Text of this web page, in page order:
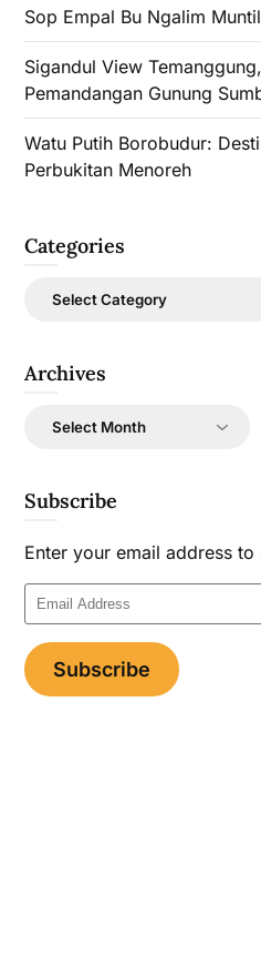
Sop Empal Bu Ngalim
Sigandul View
Pemandangan Gunung
Watu Putih Borobudur:
Perbukitan Menoreh
Categories
Categories
Archives
Archives
Subscribe
Enter your email address
Email
Address
Subscribe